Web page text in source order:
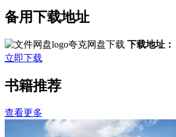
备用下载地址
夸克网盘下载 下载地址：
立即下载
书籍推荐
查看更多